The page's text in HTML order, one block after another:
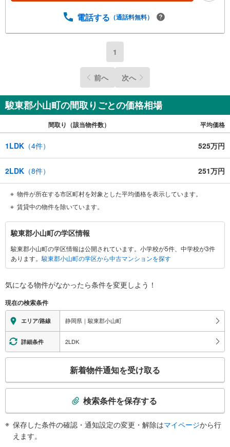
電話する （通話料無料）
1
前へ 次へ
駿東郡小山町の間取りごとの価格相場
間取り（該当物件数） 平均価格
1LDK （4件） 525万円
2LDK （8件） 251万円
物件が所在する市区町村を対象とした平均価格を表示しています。
賃貸中の物件を除いています。
駿
東
郡
小
町
関
す
る
情
報
駿東郡小山町の学区情報
駿東郡小山町の学区情報は公開されています。小学校が5件、中学校が3件
あります。 駿東郡小山町の学区から中古マンションを探す
気になる物件がなかったら条件を変更しよう！
現在の検索条件
エリア/路線 静岡県｜駿東郡小山町
詳細条件 2LDK
検
新着物件通知を受け取る
検索条件を保存する
保存した条件の確認・通知設定の変更・解除はマイページから行
えます。